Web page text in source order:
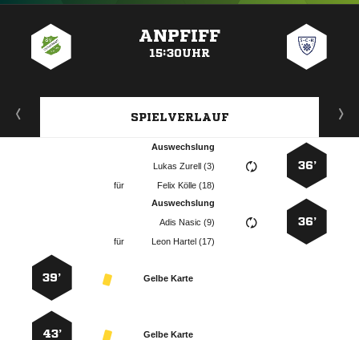
ANPFIFF
15:30UHR
SPIELVERLAUF
36’
Auswechslung
  
für
  
36’
Auswechslung
  
für
  
Gelbe Karte
39’
Gelbe Karte
43’